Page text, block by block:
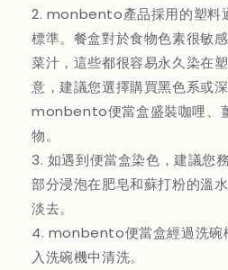
2. monbento產品採用的塑料
標準。餐盒對於食物色素很敏
菜汁，這些都很容易永久染在
意，建議您選擇購買黑色系或
monbento便當盒盛裝咖哩、
物。
3. 如遇到便當盒染色，建議您
部分浸泡在肥皂和蘇打粉的溫
淡去。
4. monbento便當盒經過洗碗
入洗碗機中清洗。